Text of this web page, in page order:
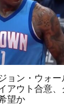
ョン・ウォ
アウト合意
望か